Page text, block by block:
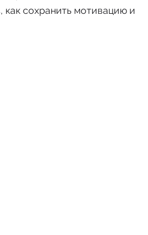
как сохранить мотивацию и